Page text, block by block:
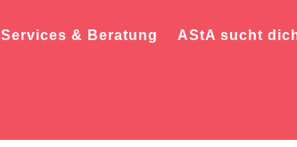
Services & Beratung AStA sucht